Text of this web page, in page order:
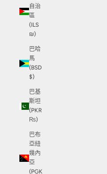
自治
區
(ILS
₪)
巴哈
馬
(BSD
$)
巴基
斯坦
(PKR
₨)
巴布
亞紐
幾內
亞
(PGK